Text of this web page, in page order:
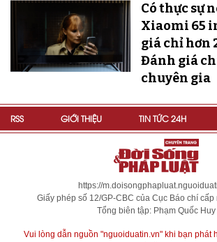
Có thực sự
Xiaomi 65
giá chỉ hơn
Đánh giá
chuyên gia
RSS GIỚI THIỆU TIN TỨC 24H
https://
Giấy phép số 12/GP-CBC của Cục Báo chí
Tổng biên tập: Phạm Quốc Huy
Vui lòng dẫn nguồn "nguoiduatin.vn" khi bạn phát